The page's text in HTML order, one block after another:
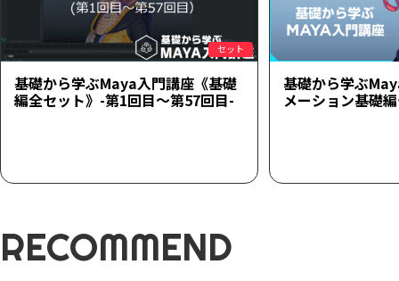
セット
基礎から学ぶMaya入門講座《基礎
編全セット》-第1回目～第57回目-
基礎から学ぶ
メーション基礎
RECOMMEND